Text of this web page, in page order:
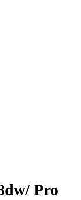
Pro